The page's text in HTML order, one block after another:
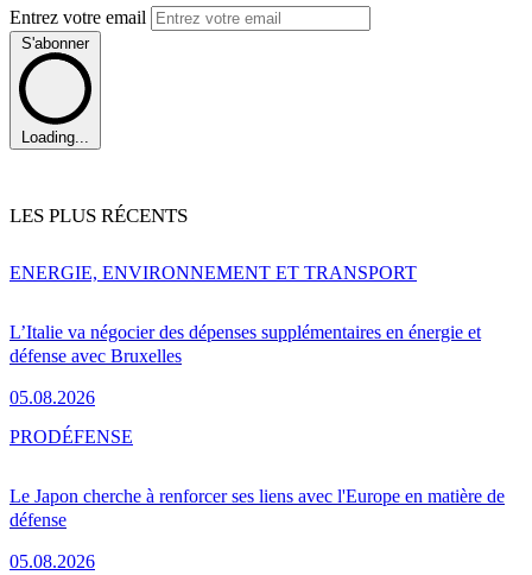
Entrez votre email
S'abonner
Loading...
LES PLUS RÉCENTS
L’Italie va négocier des dépenses supplémentaires en énergie et
défense avec Bruxelles
05.08.2026
ENERGIE, ENVIRONNEMENT ET TRANSPORT
Le Japon cherche à renforcer ses liens avec l'Europe en matière de
défense
05.08.2026
PRODÉFENSE